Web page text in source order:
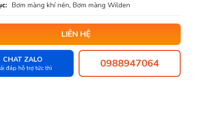
Bơm màng khí nén, Bơm màng Wilden
LIÊN HỆ
CHAT ZALO
đáp hỗ trợ tức thì 0988947064